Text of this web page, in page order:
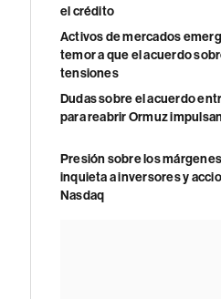
el crédito
Activos de mercados
temor a que el acuerdo
tensiones
Dudas sobre el acuerdo
para reabrir Ormuz
Presión sobre los
inquieta a inversores y
Nasdaq